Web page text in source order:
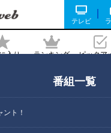
テレビ
入り ランキング ピックア
番組一覧
ント！
華酒場「ジャッキー